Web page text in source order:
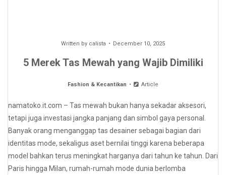
Written by calista December 10, 2025
5 Merek Tas Mewah yang Wajib Dimiliki
Fashion & Kecantikan Article
namatoko.it.com – Tas mewah bukan hanya sekadar aksesori,
tetapi juga investasi jangka panjang dan simbol gaya personal.
Banyak orang menganggap tas desainer sebagai bagian dari
identitas mode, sekaligus aset bernilai tinggi karena beberapa
model bahkan terus meningkat harganya dari tahun ke tahun. Dari
Paris hingga Milan, rumah-rumah mode dunia berlomba